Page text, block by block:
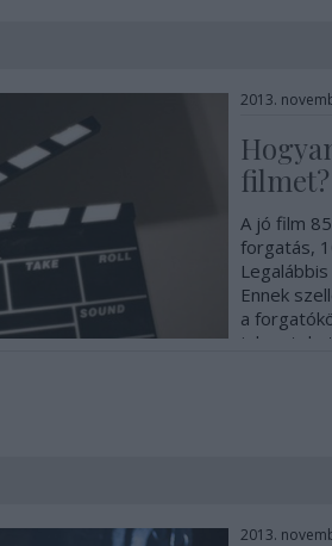
2013.
filmet?
A jó film
forgatás,
Ennek
a
2013.